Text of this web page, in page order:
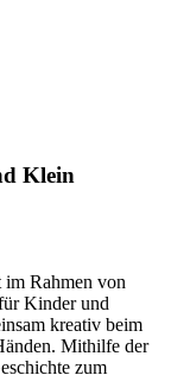
Klein
Rahmen von
Kinder und
kreativ beim
Mithilfe der
zum